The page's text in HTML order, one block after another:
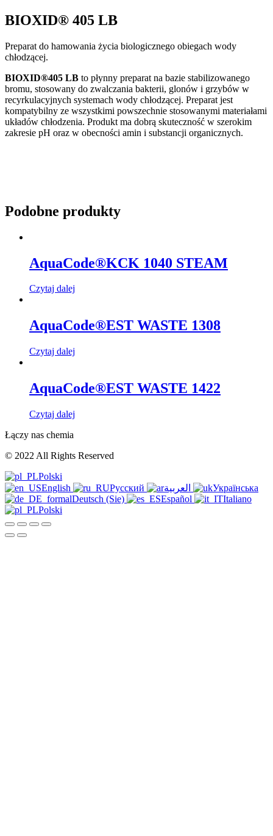
BIOXID® 405 LB
Preparat do hamowania życia biologicznego obiegach wody
chłodzącej.
BIOXID®405 LB to płynny preparat na bazie stabilizowanego
bromu, stosowany do zwalczania bakterii, glonów i grzybów w
recyrkulacyjnych systemach wody chłodzącej. Preparat jest
kompatybilny ze wszystkimi powszechnie stosowanymi materiałami
układów chłodzenia. Produkt ma dobrą skuteczność w szerokim
zakresie pH oraz w obecności amin i substancji organicznych.
Podobne produkty
AquaCode®KCK 1040 STEAM
Czytaj dalej
AquaCode®EST WASTE 1308
Czytaj dalej
AquaCode®EST WASTE 1422
Czytaj dalej
Łączy nas chemia
© 2022 All Rights Reserved
Polski
English
Русский
Українська
Deutsch (Sie)
Español
Italiano
Polski